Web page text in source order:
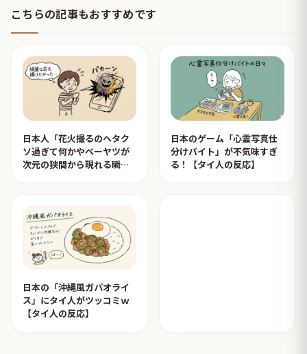
こちらの記事もおすすめです
日本人「花火撮るのヘタク
ソ過ぎて何かやベーヤツが
次元の狭間から現れる瞬間
日本のゲーム「心霊写真仕
分けバイト」が不気味すぎ
る！【タイ人の反応】
日本の「沖縄風ガパオライ
ス」にタイ人がツッコミｗ
【タイ人の反応】